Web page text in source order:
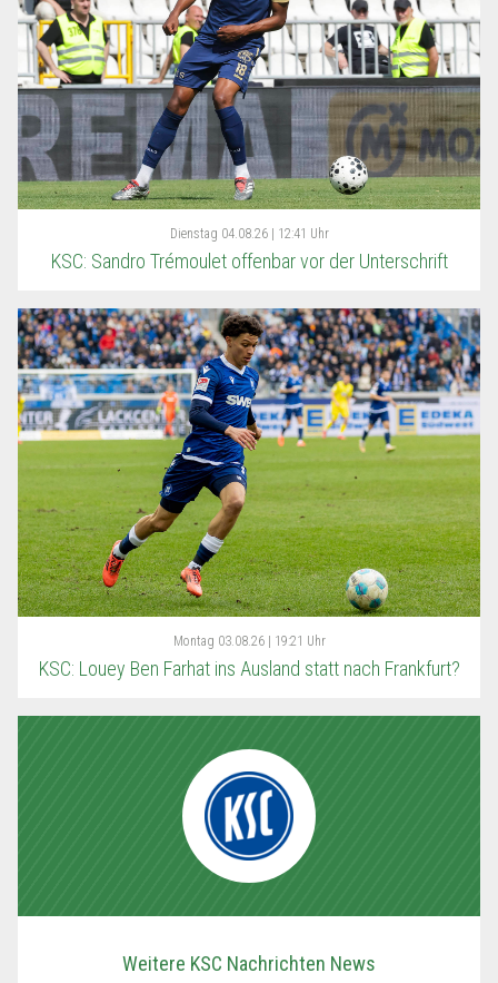
Dienstag 04.08.26 | 12:41 Uhr
KSC: Sandro Trémoulet offenbar vor der Unterschrift
Montag 03.08.26 | 19:21 Uhr
KSC: Louey Ben Farhat ins Ausland statt nach Frankfurt?
Weitere KSC Nachrichten News